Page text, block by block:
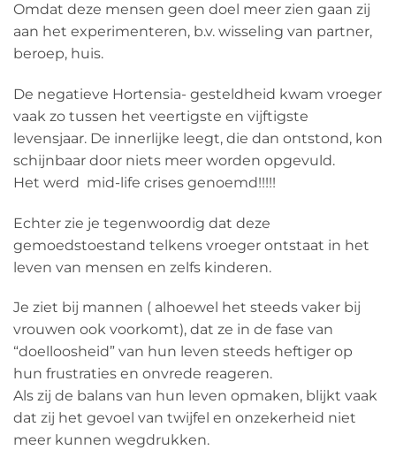
Omdat deze mensen geen doel meer zien gaan zij
aan het experimenteren, b.v. wisseling van partner,
beroep, huis.
De negatieve Hortensia- gesteldheid kwam vroeger
vaak zo tussen het veertigste en vijftigste
levensjaar. De innerlijke leegt, die dan ontstond, kon
schijnbaar door niets meer worden opgevuld.
Het werd mid-life crises genoemd!!!!!
Echter zie je tegenwoordig dat deze
gemoedstoestand telkens vroeger ontstaat in het
leven van mensen en zelfs kinderen.
Je ziet bij mannen ( alhoewel het steeds vaker bij
vrouwen ook voorkomt), dat ze in de fase van
“doelloosheid” van hun leven steeds heftiger op
hun frustraties en onvrede reageren.
Als zij de balans van hun leven opmaken, blijkt vaak
dat zij het gevoel van twijfel en onzekerheid niet
meer kunnen wegdrukken.